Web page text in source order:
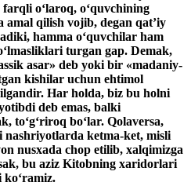
o‘laroq, o‘quvchining
amal qilish vojib, degan qat’iy
hamma o‘quvchilar ham
turgan gap. Demak,
asar» deb yoki bir «madaniy-
kishilar uchun ehtimol
Har holda, biz bu holni
deb emas, balki
to‘g‘riroq bo‘lar. Qolaversa,
ketma-ket, misli
nusxada chop etilib, xalqimizga
bu aziz Kitobning xaridorlari
ko‘ramiz.